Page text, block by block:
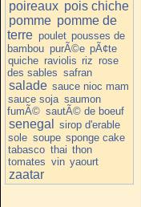
poireaux pois chiche
pomme pomme de
terre poulet pousses de
bambou purÃ©e pÃ¢te
quiche raviolis riz rose
des sables safran
salade sauce nioc mam
sauce soja saumon
fumÃ© sautÃ© de boeuf
senegal
sirop d'erable
sole soupe sponge cake
tabasco thai thon
tomates vin yaourt
zaatar